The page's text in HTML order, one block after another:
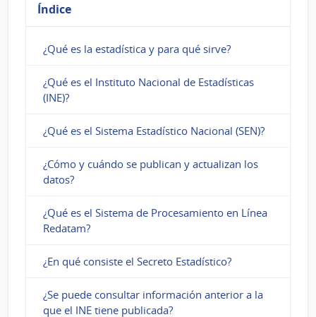
un
mapa
estadístico
para
sirve?
Índice
¿Qué es la estadística y para qué sirve?
¿Qué es el Instituto Nacional de Estadísticas
(INE)?
¿Qué es el Sistema Estadístico Nacional (SEN)?
¿Cómo y cuándo se publican y actualizan los
datos?
¿Qué es el Sistema de Procesamiento en Línea
Redatam?
¿En qué consiste el Secreto Estadístico?
¿Se puede consultar información anterior a la
que el INE tiene publicada?